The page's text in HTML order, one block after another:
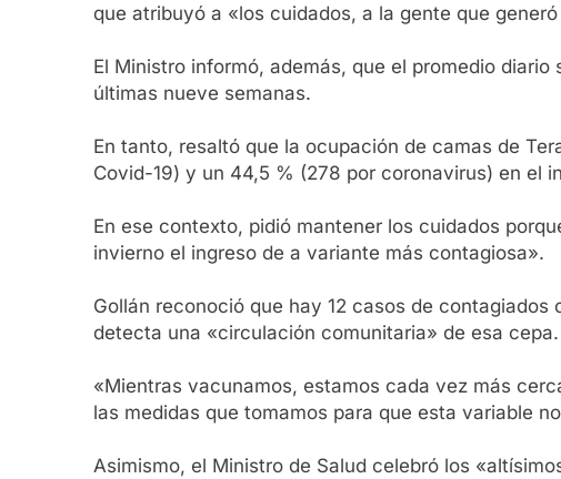
que atribuyó a «los cuidados, a la gente que
El Ministro informó, además, que el promedio
últimas nueve semanas.
En tanto, resaltó que la ocupación de camas de
Covid-19) y un 44,5 % (278 por coronavirus) en el
En ese contexto, pidió mantener los cuidados
invierno el ingreso de a variante más contagiosa».
Gollán reconoció que hay 12 casos de
detecta una «circulación comunitaria» de esa cepa.
«Mientras vacunamos, estamos cada vez más
las medidas que tomamos para que esta variable
Asimismo, el Ministro de Salud celebró los